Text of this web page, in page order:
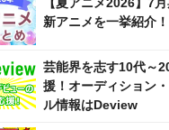
新アニメを一挙紹介！
芸能界を志す10代～
援！オーディション
ル情報はDeview